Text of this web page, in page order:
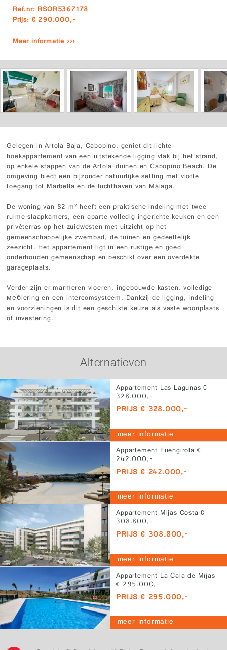
Ref.nr: RSOR5367178
Prijs: € 290.000,-
Meer informatie ›››
Gelegen in Artola Baja, Cabopino, geniet dit lichte
hoekappartement van een uitstekende ligging vlak bij het strand,
op enkele stappen van de Artola-duinen en Cabopino Beach. De
omgeving biedt een bijzonder natuurlijke setting met vlotte
toegang tot Marbella en de luchthaven van Málaga.
De woning van 82 m² heeft een praktische indeling met twee
ruime slaapkamers, een aparte volledig ingerichte keuken en een
privéterras op het zuidwesten met uitzicht op het
gemeenschappelijke zwembad, de tuinen en gedeeltelijk
zeezicht. Het appartement ligt in een rustige en goed
onderhouden gemeenschap en beschikt over een overdekte
garageplaats.
Verder zijn er marmeren vloeren, ingebouwde kasten, volledige
мебlering en een intercomsysteem. Dankzij de ligging, indeling
en voorzieningen is dit een geschikte keuze als vaste woonplaats
of investering.
Alternatieven
Appartement Las Lagunas €
328.000,-
PRIJS € 328.000,-
meer informatie
Appartement Fuengirola €
242.000,-
PRIJS € 242.000,-
meer informatie
Appartement Mijas Costa €
308.800,-
PRIJS € 308.800,-
meer informatie
Appartement La Cala de Mijas
€ 295.000,-
PRIJS € 295.000,-
meer informatie